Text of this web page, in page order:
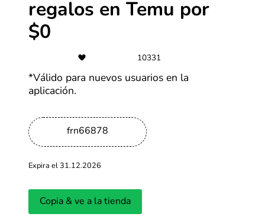
productos seleccionados
Más cupones de SHEIN
-30%
Más cupones de Alibaba
Envío estándar gratis para pedidos
sobre $39.000
regalos en Temu por
$0
10331
*Válido para nuevos usuarios en la
aplicación.
frn66878
Expira el 31.12.2026
Copia & ve a la tienda